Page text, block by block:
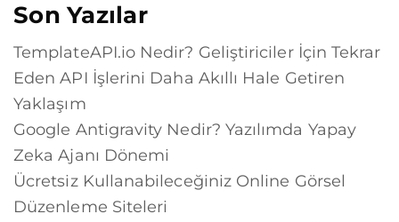
Son Yazılar
TemplateAPI.io Nedir? Geliştiriciler İçin Tekrar
Eden API İşlerini Daha Akıllı Hale Getiren
Yaklaşım
Google Antigravity Nedir? Yazılımda Yapay
Zeka Ajanı Dönemi
Ücretsiz Kullanabileceğiniz Online Görsel
Düzenleme Siteleri